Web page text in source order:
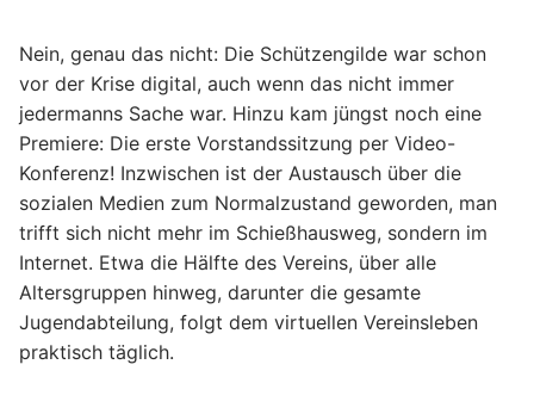
Nein, genau das nicht: Die Schützengilde war schon
vor der Krise digital, auch wenn das nicht immer
jedermanns Sache war. Hinzu kam jüngst noch eine
Premiere: Die erste Vorstandssitzung per Video-
Konferenz! Inzwischen ist der Austausch über die
sozialen Medien zum Normalzustand geworden, man
trifft sich nicht mehr im Schießhausweg, sondern im
Internet. Etwa die Hälfte des Vereins, über alle
Altersgruppen hinweg, darunter die gesamte
Jugendabteilung, folgt dem virtuellen Vereinsleben
praktisch täglich.